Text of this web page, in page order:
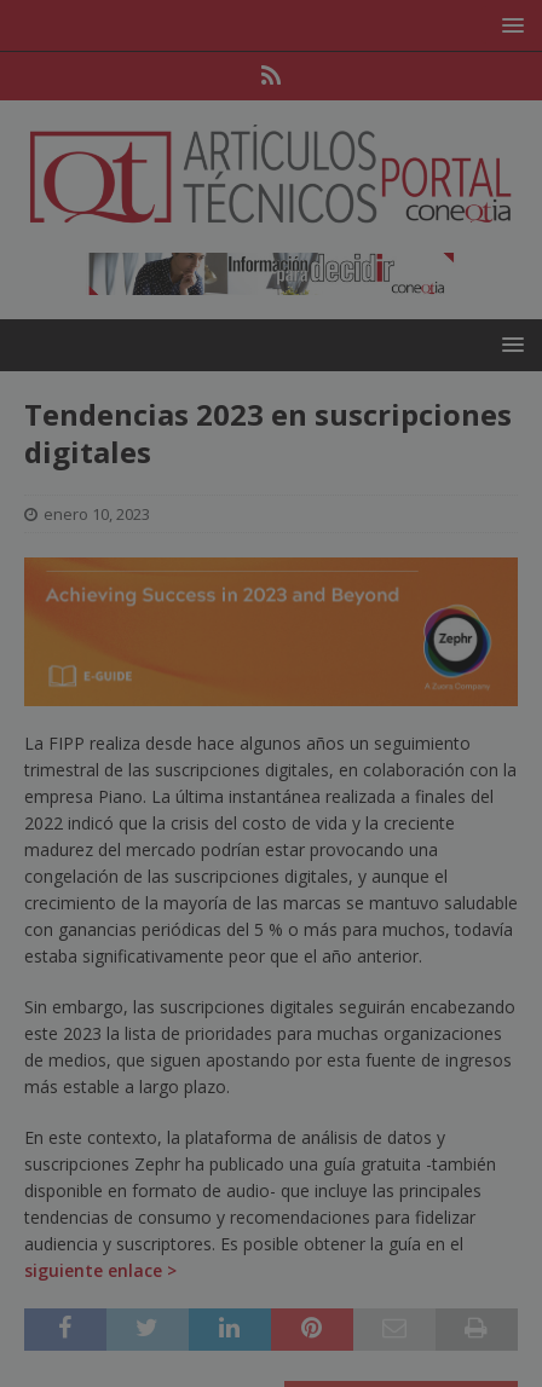
Tendencias 2023 en suscripciones
digitales
enero 10, 2023
La FIPP realiza desde hace algunos años un seguimiento
trimestral de las suscripciones digitales, en colaboración con la
empresa Piano. La última instantánea realizada a finales del
2022 indicó que la crisis del costo de vida y la creciente
madurez del mercado podrían estar provocando una
congelación de las suscripciones digitales, y aunque el
crecimiento de la mayoría de las marcas se mantuvo saludable
con ganancias periódicas del 5 % o más para muchos, todavía
estaba significativamente peor que el año anterior.
Sin embargo, las suscripciones digitales seguirán encabezando
este 2023 la lista de prioridades para muchas organizaciones
de medios, que siguen apostando por esta fuente de ingresos
más estable a largo plazo.
En este contexto, la plataforma de análisis de datos y
suscripciones Zephr ha publicado una guía gratuita -también
disponible en formato de audio- que incluye las principales
tendencias de consumo y recomendaciones para fidelizar
audiencia y suscriptores. Es posible obtener la guía en el
siguiente enlace >